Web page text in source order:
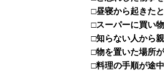
□昼寝から起きた
□スーパーに買い
□知らない人から
□物を置いた場所
□料理の手順が途